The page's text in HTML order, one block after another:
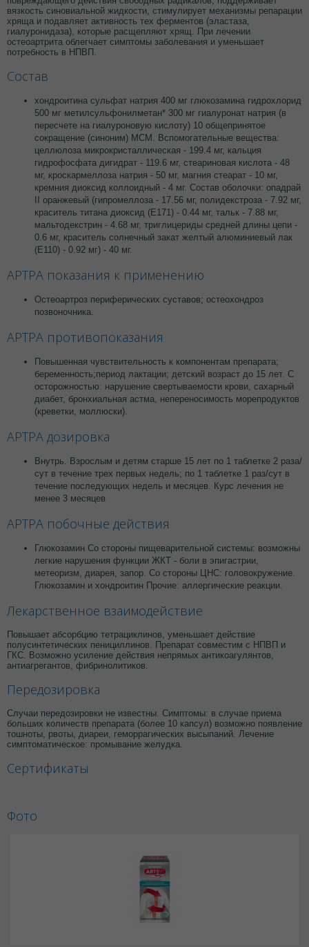
вязкость синовиальной жидкости, стимулирует механизмы репарации
хряща и подавляет активность тех ферментов (эластаза,
гиалуронидаза), которые расщепляют хрящ. При лечении
остеоартрита облегчает симптомы заболевания и уменьшает
потребность в НПВП.
Состав
хондроитина сульфат натрия 400 мг глюкозамина гидрохлорид
500 мг метилсульфонилметан* 300 мг гиалуронат натрия (в
пересчете на гиалуроновую кислоту) 10 общепринятое
сокращение (синоним) МСМ. Вспомогательные вещества:
целлюлоза микрокристаллическая - 199.4 мг, кальция
гидрофосфата дигидрат - 119.6 мг, стеариновая кислота - 48
мг, кроскармеллоза натрия - 50 мг, магния стеарат - 10 мг,
кремния диоксид коллоидный - 4 мг. Состав оболочки: опадрай
II оранжевый (гипромеллоза - 17.56 мг, полидекстроза - 7.92 мг,
краситель титана диоксид (Е171) - 0.44 мг, тальк - 7.88 мг,
мальтодекстрин - 4.68 мг, триглицериды средней длины цепи -
0.6 мг, краситель солнечный закат желтый алюминиевый лак
(Е110) - 0.92 мг) - 40 мг.
АРТРА показания к применению
Остеоартроз периферических суставов; остеохондроз
позвоночника.
АРТРА противопоказания
Повышенная чувствительность к компонентам препарата;
беременность;период лактации; детский возраст до 15 лет. С
осторожностью: нарушение свертываемости крови, сахарный
диабет, бронхиальная астма, непереносимость морепродуктов
(креветки, моллюски).
АРТРА дозировка
Внутрь. Взрослым и детям старше 15 лет по 1 таблетке 2 раза/
сут в течение трех первых недель; по 1 таблетке 1 раз/сут в
течение последующих недель и месяцев. Курс лечения не
менее 3 месяцев
АРТРА побочные действия
Глюкозамин Со стороны пищеварительной системы: возможны
легкие нарушения функции ЖКТ - боли в эпигастрии,
метеоризм, диарея, запор. Со стороны ЦНС: головокружение.
Глюкозамин и хондроитин Прочие: аллергические реакции.
Лекарственное взаимодействие
Повышает абсорбцию тетрациклинов, уменьшает действие
полусинтетических пенициллинов. Препарат совместим с НПВП и
ГКС. Возможно усиление действия непрямых антикоагулянтов,
антиагрегантов, фибринолитиков.
Передозировка
Случаи передозировки не известны. Симптомы: в случае приема
больших количеств препарата (более 10 капсул) возможно появление
тошноты, рвоты, диареи, геморрагических высыпаний. Лечение
симптоматическое: промывание желудка.
Сертификаты
Фото